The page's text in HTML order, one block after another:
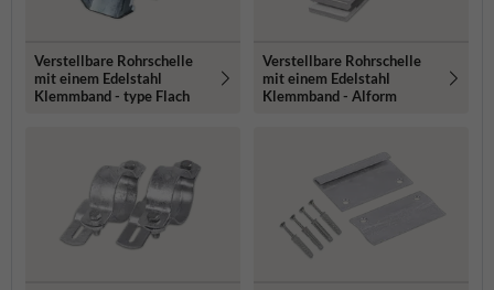
Verstellbare Rohrschelle
mit einem Edelstahl
Klemmband - type Flach
Verstellbare Rohrschelle
mit einem Edelstahl
Klemmband - Alform